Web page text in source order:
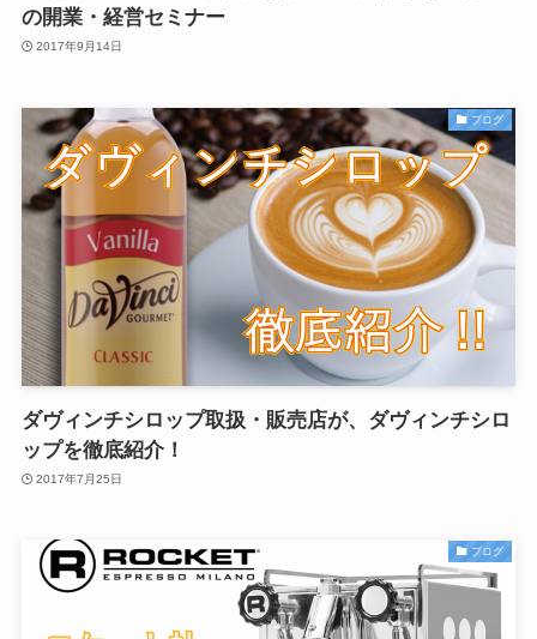
の開業・経営セミナー
2017年9月14日
ブログ
ダヴィンチシロップ取扱・販売店が、ダヴィンチシロ
ップを徹底紹介！
2017年7月25日
ブログ